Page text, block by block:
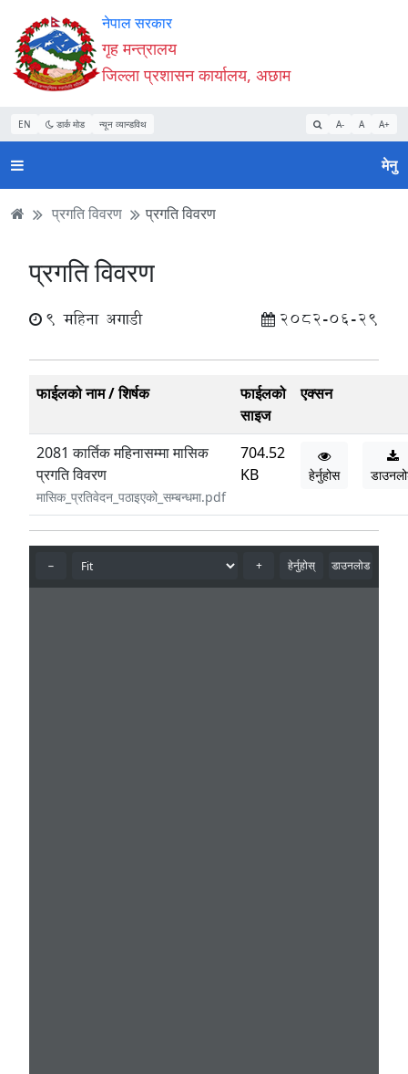
Accessibility
Mode
सुरु
गर्नुहोस्
सामाग्री
पढ्नुहाेस्
नेभिगेसन
पढ्नुहाेस्
वेबसाइट
खोजमा
जानुहोस्
नेपाल सरकार
गृह मन्त्रालय
जिल्ला प्रशासन कार्यालय, अछाम
EN डार्क मोड न्यून व्यान्डविथ A- A A+
मेनु
प्रगति विवरण प्रगति विवरण
प्रगति विवरण
9 महिना अगाडी 2082-06-29
फाईलको नाम / शिर्षक
फाईलको
साइज
एक्सन
2081 कार्तिक महिनासम्मा मासिक
प्रगति विवरण
मासिक_प्रतिवेदन_पठाइएको_सम्बन्धमा.pdf
704.52
KB
हेर्नुहोस